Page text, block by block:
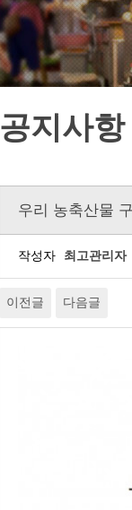
공지사항
우리 농축산물
작성자 최고관리자
이전글 다음글